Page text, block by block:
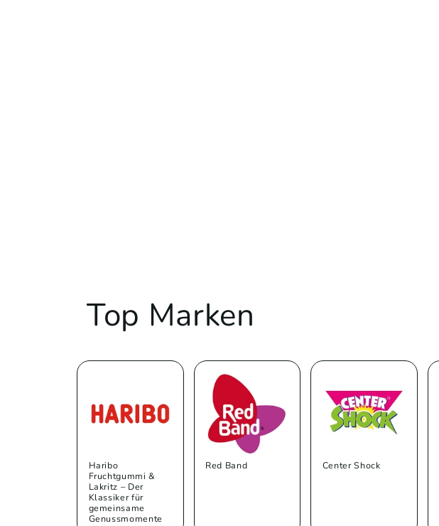
Top Marken
Haribo
Fruchtgummi &
Lakritz – Der
Klassiker für
gemeinsame
Genussmomente
Red Band Center Shock